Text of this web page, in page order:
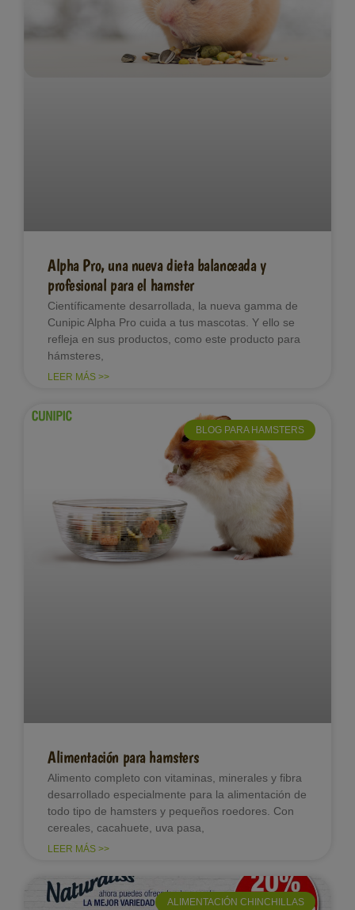
Alpha Pro, una nueva dieta balanceada y
profesional para el hamster
Científicamente desarrollada, la nueva gamma de
Cunipic Alpha Pro cuida a tus mascotas. Y ello se
refleja en sus productos, como este producto para
hámsteres,
LEER MÁS >>
BLOG PARA HAMSTERS
Alimentación para hamsters
Alimento completo con vitaminas, minerales y fibra
desarrollado especialmente para la alimentación de
todo tipo de hamsters y pequeños roedores. Con
cereales, cacahuete, uva pasa,
LEER MÁS >>
ALIMENTACIÓN CHINCHILLAS